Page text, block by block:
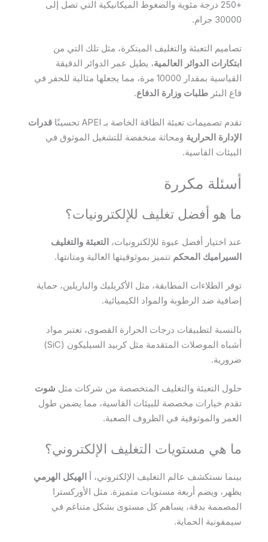
+250 درجة مئوية والضغوط الميكانيكية التي تصل إلى
30000 جرام.
تصاميم التعبئة والتغليف المبتكرة، مثل تلك التي من
ابتكارات الدوائر العالمية، يطيل عمر الدوائر الدقيقة
القياسية بمقدار 10000 مرة، مما يجعلها مثالية للحفر في
قاع البئر طلبات وزارة الدفاع.
تقدم تصميمات تعبئة الطاقة الخاصة بـ APEI تحسينًا
قدرات
الإدارة الحرارية ومحاثة منخفضة للتشغيل الموثوق في
البيئات القاسية.
أسئلة مكررة
ما هو أفضل تغليف للإلكترونيات؟
عند اختيار أفضل عبوة للإلكترونيات، التعبئة والتغليف
السيراميك المحكم تتميز بموثوقيتها العالية ومتانتها.
توفر الطلاءات المطابقة، مثل الأكريليك والباريلين، حماية
إضافية ضد الرطوبة والمواد الكيميائية.
بالنسبة لتطبيقات درجات الحرارة القصوى، تعتبر مواد
أشباه الموصلات المتقدمة مثل كربيد السيليكون (SiC)
ضرورية.
حلول التعبئة والتغليف المتخصصة من شركات مثل شوت
تقدم خيارات مخصصة للبيئات القاسية، مما يضمن طول
العمر والموثوقية في الظروف الصعبة.
ما هي مستويات التغليف الإلكتروني؟
بينما نستكشف عالم التغليف الإلكتروني، أ
الهيكل الهرمي
يظهر، ويضم أربعة مستويات متميزة. مثل الأوركسترا
المصممة بدقة، يساهم كل مستوى بشكل متناغم في
سيمفونية الحماية.